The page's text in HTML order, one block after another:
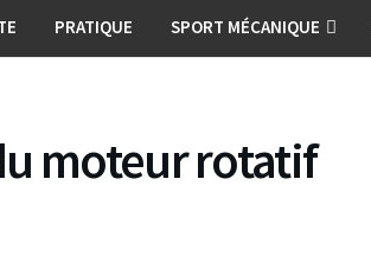
PRATIQUE SPORT MÉCANIQUE
moteur rotatif